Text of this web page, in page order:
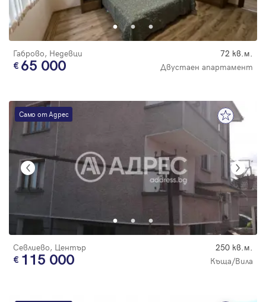
Габрово, Недевци 72 кв.м.
65 000 Двустаен апартамент
Само от Адрес
Севлиево, Център 250 кв.м.
115 000 Къща/Вила
Парола